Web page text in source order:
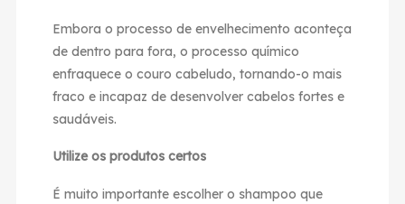
Embora o processo de envelhecimento aconteça
de dentro para fora, o processo químico
enfraquece o couro cabeludo, tornando-o mais
fraco e incapaz de desenvolver cabelos fortes e
saudáveis.
Utilize os produtos certos
É muito importante escolher o shampoo que